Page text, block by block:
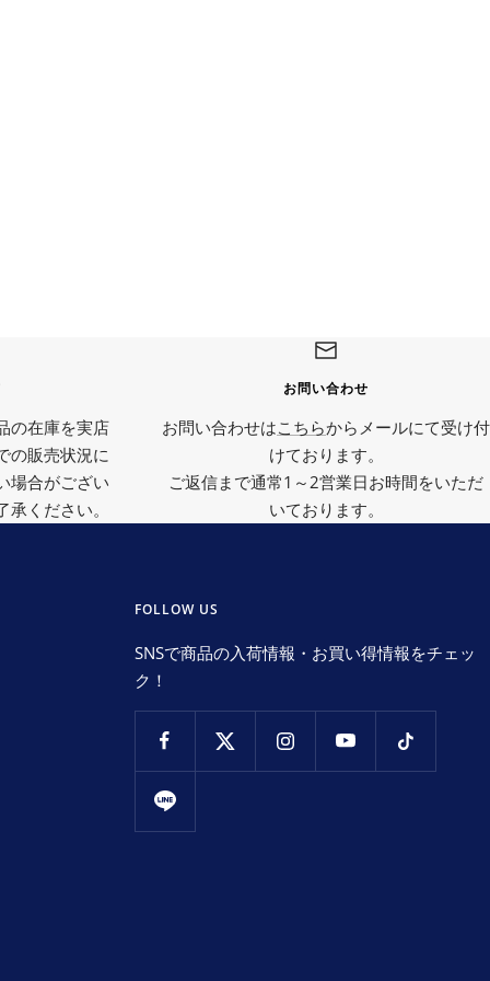
の在庫を実店
の販売状況に
場合がござい
ください。
お問い合わせ
お問い合わせはこちらからメールにて受け付
けております。
ご返信まで通常1～2営業日お時間をいただ
いております。
FOLLOW US
SNSで商品の入荷情報・お買い得情報をチェッ
ク！